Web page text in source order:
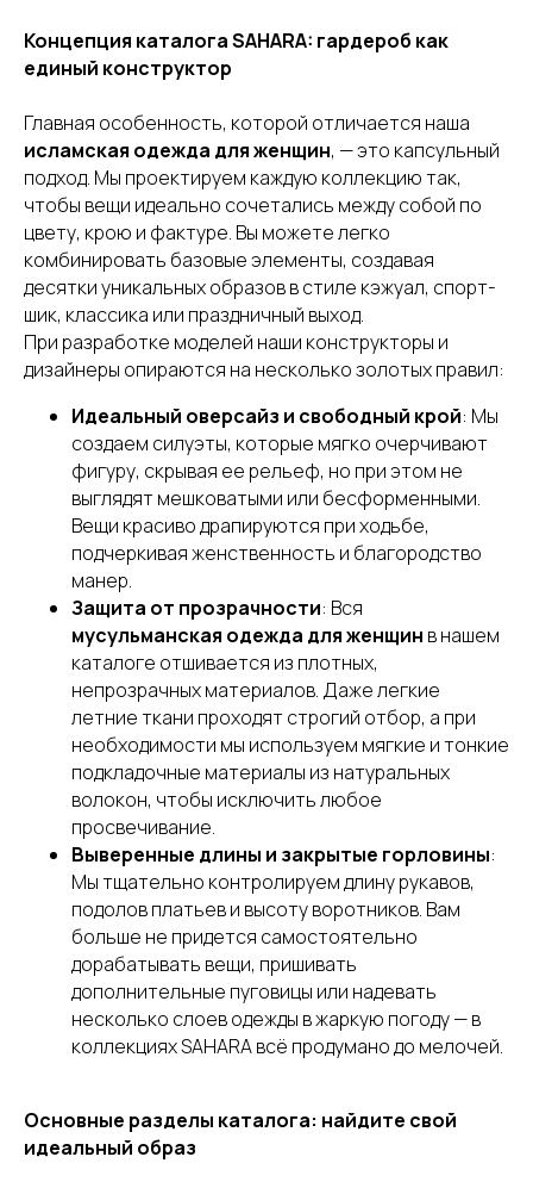
Концепция каталога SAHARA: гардероб как
единый конструктор
Главная особенность, которой отличается наша
исламская одежда для женщин, — это капсульный
подход. Мы проектируем каждую коллекцию так,
чтобы вещи идеально сочетались между собой по
цвету, крою и фактуре. Вы можете легко
комбинировать базовые элементы, создавая
десятки уникальных образов в стиле кэжуал, спорт-
шик, классика или праздничный выход.
При разработке моделей наши конструкторы и
дизайнеры опираются на несколько золотых правил:
Идеальный оверсайз и свободный крой: Мы
создаем силуэты, которые мягко очерчивают
фигуру, скрывая ее рельеф, но при этом не
выглядят мешковатыми или бесформенными.
Вещи красиво драпируются при ходьбе,
подчеркивая женственность и благородство
манер.
Защита от прозрачности: Вся
мусульманская одежда для женщин в нашем
каталоге отшивается из плотных,
непрозрачных материалов. Даже легкие
летние ткани проходят строгий отбор, а при
необходимости мы используем мягкие и тонкие
подкладочные материалы из натуральных
волокон, чтобы исключить любое
просвечивание.
Выверенные длины и закрытые горловины:
Мы тщательно контролируем длину рукавов,
подолов платьев и высоту воротников. Вам
больше не придется самостоятельно
дорабатывать вещи, пришивать
дополнительные пуговицы или надевать
несколько слоев одежды в жаркую погоду — в
коллекциях SAHARA всё продумано до мелочей.
Основные разделы каталога: найдите свой
идеальный образ